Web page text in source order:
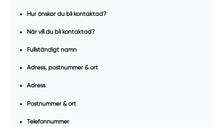
Hur önskar du bli kontaktad?
När vill du bli kontaktad?
Fullständigt namn
Adress, postnummer & ort
Adress
Postnummer & ort
Telefonnummer